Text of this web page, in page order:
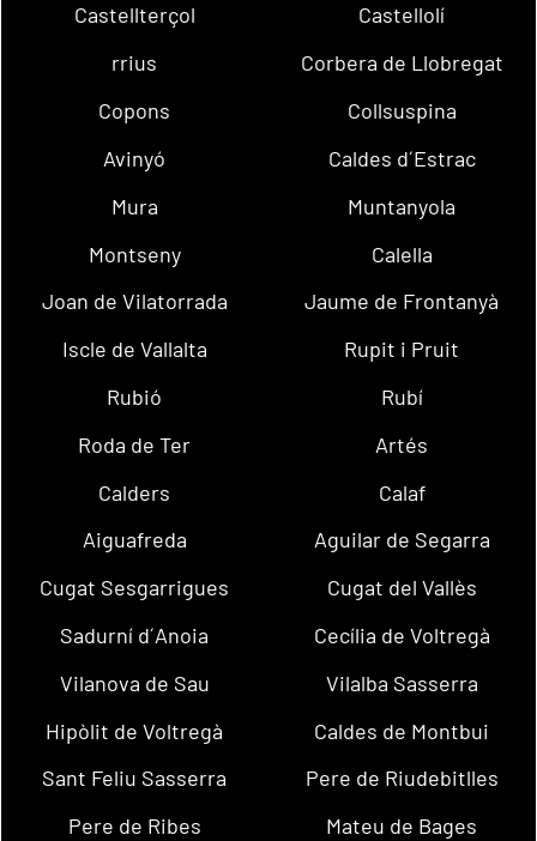
Castellterçol
Castellolí
rrius
Corbera de Llobregat
Copons
Collsuspina
Avinyó
Caldes d´Estrac
Mura
Muntanyola
Montseny
Calella
Joan de Vilatorrada
Jaume de Frontanyà
Iscle de Vallalta
Rupit i Pruit
Rubió
Rubí
Roda de Ter
Artés
Calders
Calaf
Aiguafreda
Aguilar de Segarra
Cugat Sesgarrigues
Cugat del Vallès
Sadurní d´Anoia
Cecília de Voltregà
Vilanova de Sau
Vilalba Sasserra
Hipòlit de Voltregà
Caldes de Montbui
Sant Feliu Sasserra
Pere de Riudebitlles
Pere de Ribes
Mateu de Bages